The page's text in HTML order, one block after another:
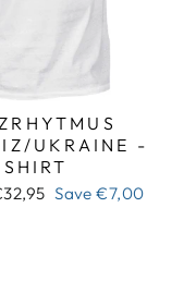
UKRAINE -
SHIRT
Save€7,00